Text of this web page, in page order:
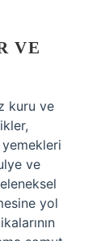
VE
kuru ve
yemekleri
ve
yol